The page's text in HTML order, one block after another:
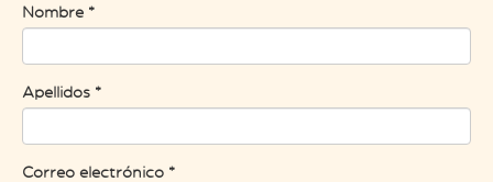
Nombre *
Apellidos *
Correo electrónico *